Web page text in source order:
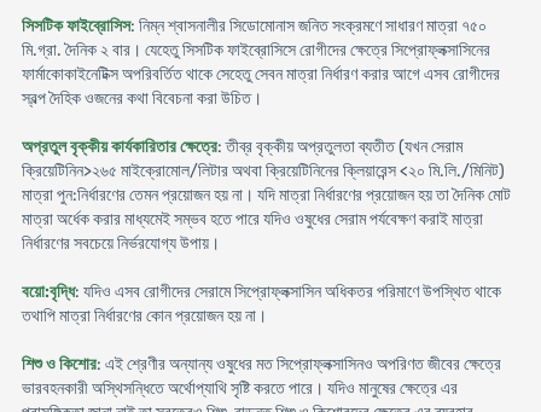
সিসটিক ফাইব্রোসিস: নিম্ন শ্বাসনালীর সিডোমোনাস জনিত সংক্রমণে সাধারণ মাত্রা ৭৫০
মি.গ্রা. দৈনিক ২ বার। যেহেতু সিসটিক ফাইব্রোসিসে রোগীদের ক্ষেত্রে সিপ্রোফ্লক্সাসিনের
ফার্মাকোকাইনেটিক্স অপরিবর্তিত থাকে সেহেতু সেবন মাত্রা নির্ধারণ করার আগে এসব রোগীদের
স্বল্প দৈহিক ওজনের কথা বিবেচনা করা উচিত।
অপ্রতুল বৃক্কীয় কার্যকারিতার ক্ষেত্রে: তীব্র বৃক্কীয় অপ্রতুলতা ব্যতীত (যখন সেরাম
ক্রিয়েটিনিন>২৬৫ মাইক্রোমোল/লিটার অথবা ক্রিয়েটিনিনের ক্লিয়ারেন্স <২০ মি.লি./মিনিট)
মাত্রা পুন:নির্ধারণের তেমন প্রয়োজন হয় না। যদি মাত্রা নির্ধারণের প্রয়োজন হয় তা দৈনিক মোট
মাত্রা অর্ধেক করার মাধ্যমেই সম্ভব হতে পারে যদিও ওষুধের সেরাম পর্যবেক্ষণ করাই মাত্রা
নির্ধারণের সবচেয়ে নির্ভরযোগ্য উপায়।
বয়ো:বৃদ্ধি: যদিও এসব রোগীদের সেরামে সিপ্রোফ্লক্সাসিন অধিকতর পরিমাণে উপস্থিত থাকে
তথাপি মাত্রা নির্ধারণের কোন প্রয়োজন হয় না।
শিশু ও কিশোর: এই শ্রেণীর অন্যান্য ওষুধের মত সিপ্রোফ্লক্সাসিনও অপরিণত জীবের ক্ষেত্রে
ভারবহনকারী অস্থিসন্ধিতে অর্থোপ্যাথি সৃষ্টি করতে পারে। যদিও মানুষের ক্ষেত্রে এর